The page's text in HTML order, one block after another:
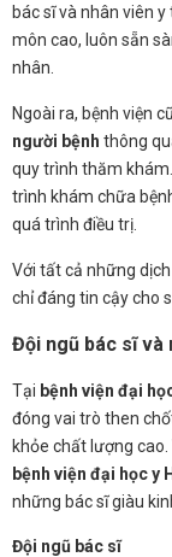
bác sĩ và nhân viên
môn cao, luôn sẵn
nhân.
Ngoài ra, bệnh viện
người bệnh thông
quy trình thăm
trình khám chữa
quá trình điều trị.
Với tất cả những
chỉ đáng tin cậy cho
Đội ngũ bác sĩ và
Tại bệnh viện đại
đóng vai trò then
khỏe chất lượng
bệnh viện đại học y
những bác sĩ giàu
Đội ngũ bác sĩ